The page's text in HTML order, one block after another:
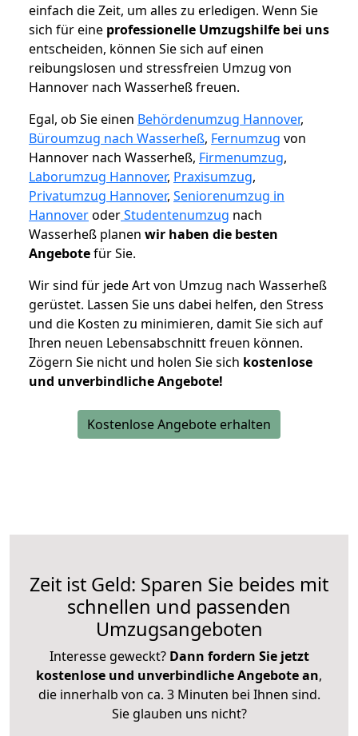
einfach die Zeit, um alles zu erledigen. Wenn Sie
sich für eine professionelle Umzugshilfe bei uns
entscheiden, können Sie sich auf einen
reibungslosen und stressfreien Umzug von
Hannover nach Wasserheß freuen.
Egal, ob Sie einen Behördenumzug Hannover,
Büroumzug nach Wasserheß, Fernumzug von
Hannover nach Wasserheß, Firmenumzug,
Laborumzug Hannover, Praxisumzug,
Privatumzug Hannover, Seniorenumzug in
HannoveroderStudentenumzug nach
Wasserheß planen wir haben die besten
Angebotefür Sie.
Wir sind für jede Art von Umzug nach Wasserheß
gerüstet. Lassen Sie uns dabei helfen, den Stress
und die Kosten zu minimieren, damit Sie sich auf
Ihren neuen Lebensabschnitt freuen können.
Zögern Sie nicht und holen Sie sich kostenlose
und unverbindliche Angebote!
Kostenlose Angebote erhalten
Zeit ist Geld: Sparen Sie beides mit
schnellen und passenden
Umzugsangeboten
Interesse geweckt? Dann fordern Sie jetzt
kostenlose und unverbindliche Angebote an,
die innerhalb von ca. 3 Minuten bei Ihnen sind.
Sie glauben uns nicht?